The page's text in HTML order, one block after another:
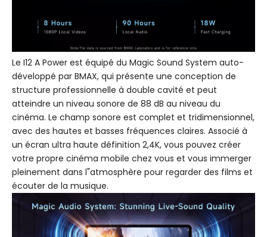
Le I12 A Power est équipé du Magic Sound System auto-
développé par BMAX, qui présente une conception de
structure professionnelle à double cavité et peut
atteindre un niveau sonore de 88 dB au niveau du
cinéma. Le champ sonore est complet et tridimensionnel,
avec des hautes et basses fréquences claires. Associé à
un écran ultra haute définition 2,4K, vous pouvez créer
votre propre cinéma mobile chez vous et vous immerger
pleinement dans l"atmosphère pour regarder des films et
écouter de la musique.